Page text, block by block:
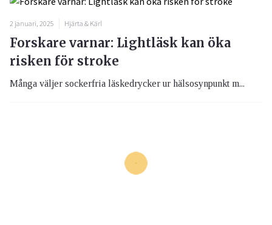
2 januari, 2025 Hjärta & Kärl
Forskare varnar: Lightläsk kan öka
risken för stroke
Många väljer sockerfria läskedrycker ur hälsosynpunkt m...